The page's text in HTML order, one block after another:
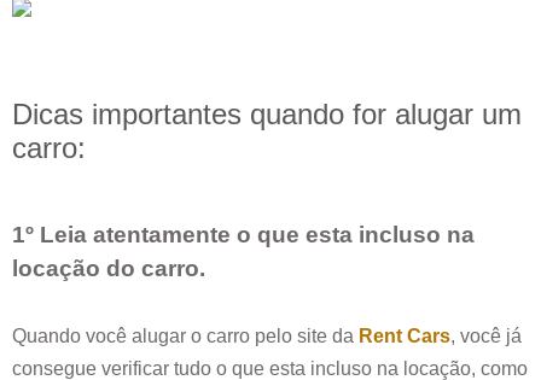
Dicas importantes quando for alugar um
carro:
1º Leia atentamente o que esta incluso na
locação do carro.
Quando você alugar o carro pelo site da Rent Cars, você já
consegue verificar tudo o que esta incluso na locação, como